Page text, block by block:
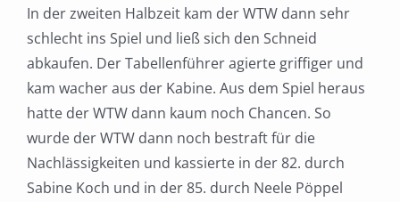
In der zweiten Halbzeit kam der WTW dann sehr
schlecht ins Spiel und ließ sich den Schneid
abkaufen. Der Tabellenführer agierte griffiger und
kam wacher aus der Kabine. Aus dem Spiel heraus
hatte der WTW dann kaum noch Chancen. So
wurde der WTW dann noch bestraft für die
Nachlässigkeiten und kassierte in der 82. durch
Sabine Koch und in der 85. durch Neele Pöppel